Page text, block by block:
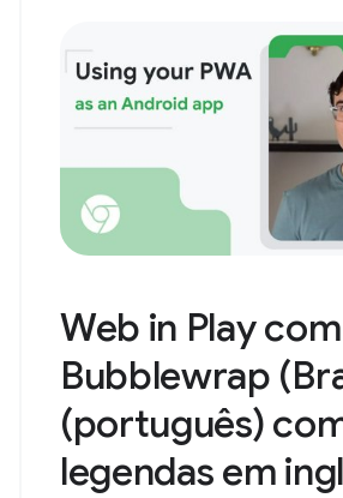
Web in Play com
Bubblewrap
(português)
legendas em